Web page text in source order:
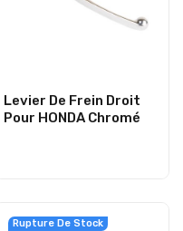
Levier De Frein Droit
Pour HONDA Chromé
Rupture De Stock